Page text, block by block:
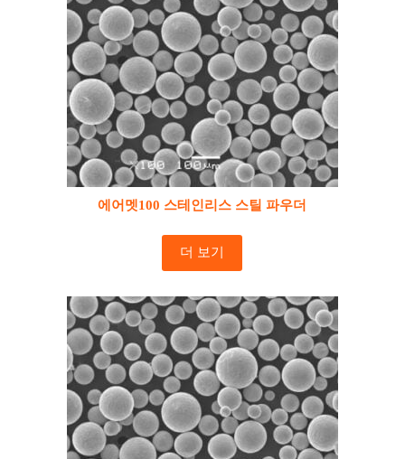
에어멧100 스테인리스 스틸 파우더
더 보기